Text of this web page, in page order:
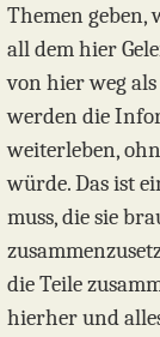
Themen geben,
all dem hier
von hier weg
werden die
weiterleben,
würde. Das ist
muss, die sie
die Teile
hierher und